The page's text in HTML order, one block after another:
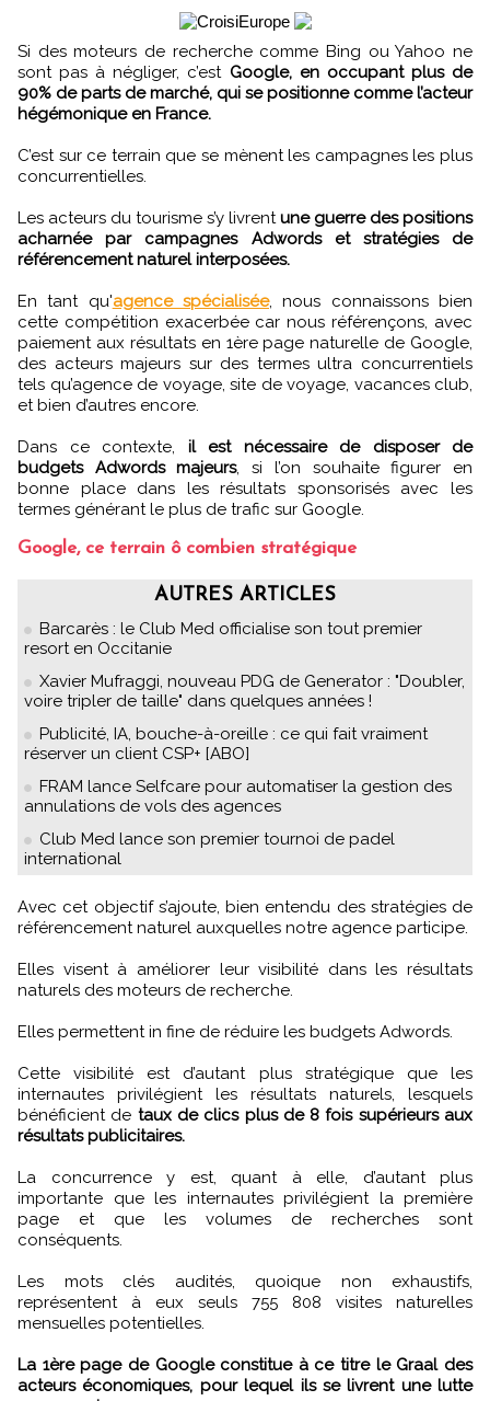
Si des moteurs de recherche comme Bing ou Yahoo ne
sont pas à négliger, c’est Google, en occupant plus de
90% de parts de marché, qui se positionne comme l’acteur
hégémonique en France.
C’est sur ce terrain que se mènent les campagnes les plus
concurrentielles.
Les acteurs du tourisme s’y livrentune guerre des positions
acharnée par campagnes Adwords et stratégies de
référencement naturel interposées.
En tant qu'agence spécialisée, nous connaissons bien
cette compétition exacerbée car nous référençons, avec
paiement aux résultats en 1ère page naturelle de Google,
des acteurs majeurs sur des termes ultra concurrentiels
tels qu’agence de voyage, site de voyage, vacances club,
et bien d’autres encore.
Dans ce contexte, il est nécessaire de disposer de
budgets Adwords majeurs, si l’on souhaite figurer en
bonne place dans les résultats sponsorisés avec les
termes générant le plus de trafic sur Google.
Google, ce terrain ô combien stratégique
AUTRES ARTICLES
Barcarès : le Club Med officialise son tout premier
resort en Occitanie
Xavier Mufraggi, nouveau PDG de Generator : "Doubler,
voire tripler de taille" dans quelques années !
Publicité, IA, bouche-à-oreille : ce qui fait vraiment
réserver un client CSP+ [ABO]
FRAM lance Selfcare pour automatiser la gestion des
annulations de vols des agences
Club Med lance son premier tournoi de padel
international
Avec cet objectif s’ajoute, bien entendu des stratégies de
référencement naturel auxquelles notre agence participe.
Elles visent à améliorer leur visibilité dans les résultats
naturels des moteurs de recherche.
Elles permettent in fine de réduire les budgets Adwords.
Cette visibilité est d’autant plus stratégique que les
internautes privilégient les résultats naturels, lesquels
bénéficient de taux de clics plus de 8 fois supérieurs aux
résultats publicitaires.
La concurrence y est, quant à elle, d’autant plus
importante que les internautes privilégient la première
page et que les volumes de recherches sont
conséquents.
Les mots clés audités, quoique non exhaustifs,
représentent à eux seuls 755 808 visites naturelles
mensuelles potentielles.
La 1ère page de Google constitue à ce titre le Graal des
acteurs économiques, pour lequel ils se livrent une lutte